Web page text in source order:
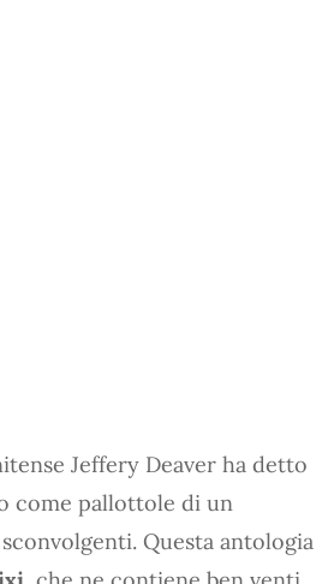
Jeffery Deaver ha detto
come pallottole di un
Questa antologia